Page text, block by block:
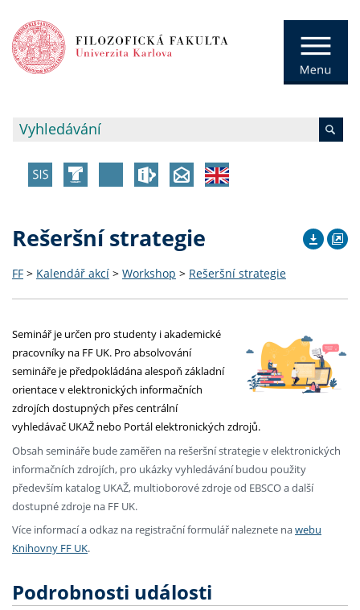
Rešeršní strategie
FF > Kalendář akcí > Workshop > Rešeršní strategie
Seminář je určen pro studenty i akademické
pracovníky na FF UK. Pro absolvování
semináře je předpokládána alespoň základní
orientace v elektronických informačních
zdrojích dostupných přes centrální
vyhledávač UKAŽ nebo Portál elektronických zdrojů.
Obsah semináře bude zaměřen na rešeršní strategie v elektronických
informačních zdrojích, pro ukázky vyhledávání budou použity
především katalog UKAŽ, multioborové zdroje od EBSCO a další
dostupné zdroje na FF UK.
Více informací a odkaz na registrační formulář naleznete nawebu
Knihovny FF UK.
Podrobnosti události